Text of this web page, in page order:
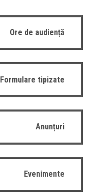
Ore de audiență
Formulare tipizate
Anunțuri
Evenimente